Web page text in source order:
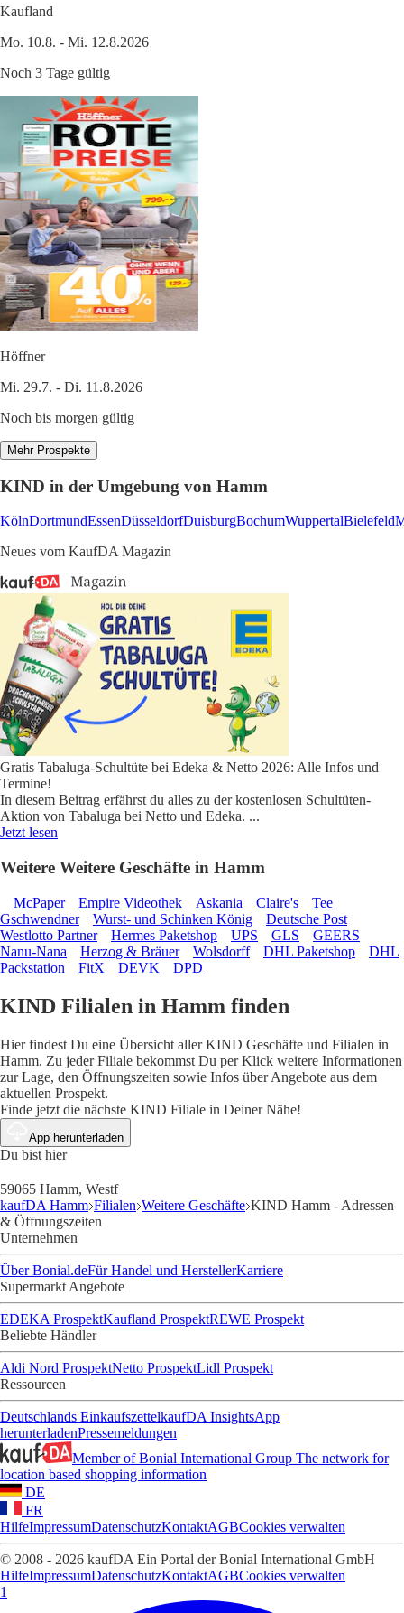
Kaufland
Mo. 10.8. - Mi. 12.8.2026
Noch 3 Tage gültig
Höffner
Mi. 29.7. - Di. 11.8.2026
Noch bis morgen gültig
Mehr Prospekte
KIND in der Umgebung von Hamm
KölnDortmundEssenDüsseldorfDuisburgBochumWuppertalBielefeld
Neues vom KaufDA Magazin
Gratis Tabaluga-Schultüte bei Edeka & Netto 2026: Alle Infos und
Termine!
In diesem Beitrag erfährst du alles zu der kostenlosen Schultüten-
Aktion von Tabaluga bei Netto und Edeka. ...
Jetzt lesen
Weitere Weitere Geschäfte in Hamm
McPaper Empire Videothek Askania Claire's
Tee
Gschwendner
Wurst- und Schinken König
Deutsche Post
Westlotto Partner
Hermes Paketshop UPS GLS
GEERS
Nanu-Nana
Herzog & Bräuer Wolsdorff DHL Paketshop
DHL
Packstation
FitX DEVK DPD
KIND Filialen in Hamm finden
Hier findest Du eine Übersicht aller KIND Geschäfte und Filialen in
Hamm. Zu jeder Filiale bekommst Du per Klick weitere Informationen
zur Lage, den Öffnungszeiten sowie Infos über Angebote aus dem
aktuellen Prospekt.
Finde jetzt die nächste KIND Filiale in Deiner Nähe!
App herunterladen
Du bist hier
59065 Hamm, Westf
kaufDA Hamm Filialen Weitere Geschäfte KIND Hamm - Adressen
& Öffnungszeiten
Unternehmen
Über Bonial.deFür Handel und HerstellerKarriere
Supermarkt Angebote
EDEKA ProspektKaufland ProspektREWE Prospekt
Beliebte Händler
Aldi Nord ProspektNetto ProspektLidl Prospekt
Ressourcen
Deutschlands EinkaufszettelkaufDA InsightsApp
herunterladenPressemeldungen
Member of Bonial International Group The network for
location based shopping information
DE
FR
HilfeImpressumDatenschutzKontaktAGBCookies verwalten
© 2008 - 2026 kaufDA Ein Portal der Bonial International GmbH
HilfeImpressumDatenschutzKontaktAGBCookies verwalten
1